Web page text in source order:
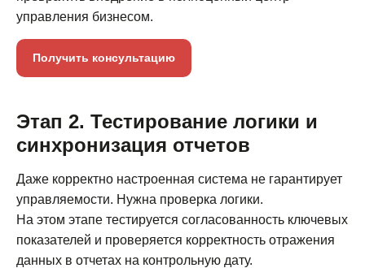
управления бизнесом.
Получить консультацию
Этап 2. Тестирование логики и
синхронизация отчетов
Даже корректно настроенная система не гарантирует
управляемости. Нужна проверка логики.
На этом этапе тестируется согласованность ключевых
показателей и проверяется корректность отражения
данных в отчетах на контрольную дату.